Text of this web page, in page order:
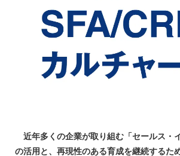
近年多くの企業が取り組む「セールス・
の活用と、再現性のある育成を継続するた